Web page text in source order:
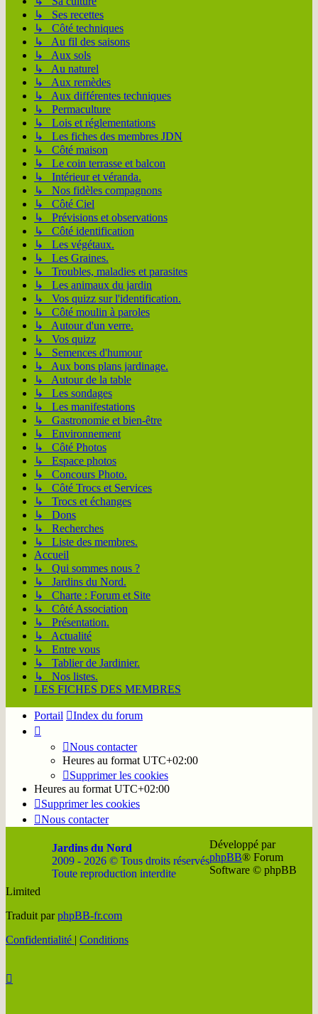
↳ Ses recettes
↳ Côté techniques
↳ Au fil des saisons
↳ Aux sols
↳ Au naturel
↳ Aux remèdes
↳ Aux différentes techniques
↳ Permaculture
↳ Lois et réglementations
↳ Les fiches des membres JDN
↳ Côté maison
↳ Le coin terrasse et balcon
↳ Intérieur et véranda.
↳ Nos fidèles compagnons
↳ Côté Ciel
↳ Prévisions et observations
↳ Côté identification
↳ Les végétaux.
↳ Les Graines.
↳ Troubles, maladies et parasites
↳ Les animaux du jardin
↳ Vos quizz sur l'identification.
↳ Côté moulin à paroles
↳ Autour d'un verre.
↳ Vos quizz
↳ Semences d'humour
↳ Aux bons plans jardinage.
↳ Autour de la table
↳ Les sondages
↳ Les manifestations
↳ Gastronomie et bien-être
↳ Environnement
↳ Côté Photos
↳ Espace photos
↳ Concours Photo.
↳ Côté Trocs et Services
↳ Trocs et échanges
↳ Dons
↳ Recherches
↳ Liste des membres.
Accueil
↳ Qui sommes nous ?
↳ Jardins du Nord.
↳ Charte : Forum et Site
↳ Côté Association
↳ Présentation.
↳ Actualité
↳ Entre vous
↳ Tablier de Jardinier.
↳ Nos listes.
LES FICHES DES MEMBRES
Portail Index du forum
Nous contacter
Heures au format UTC+02:00
Supprimer les cookies
Heures au format UTC+02:00
Supprimer les cookies
Nous contacter
Jardins du Nord
2009 - 2026 © Tous droits réservés
Toute reproduction interdite
Développé par
phpBB® Forum
Software © phpBB
Limited
Traduit parphpBB-fr.com
Confidentialité | Conditions